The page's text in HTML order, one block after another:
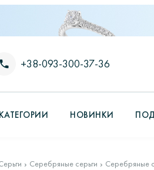
+38-093-300-37-36
НОВИНКИ
Серебряные серьги Серебряные